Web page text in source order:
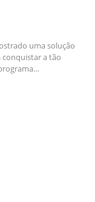
uma solução
conquistar a tão